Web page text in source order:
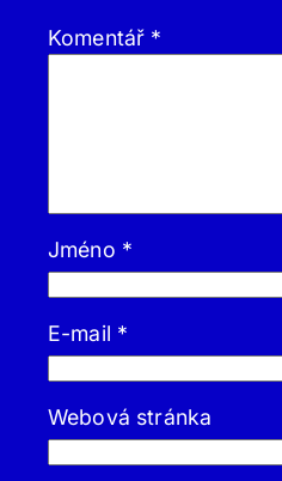
Komentář *
Jméno *
E-mail *
Webová stránka